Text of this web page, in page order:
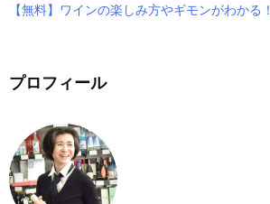
【無料】ワインの楽しみ方やギモンがわかる！
プロフィール